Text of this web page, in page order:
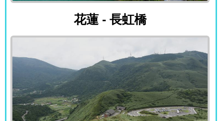
花蓮 - 長虹橋
花蓮 - 長虹橋